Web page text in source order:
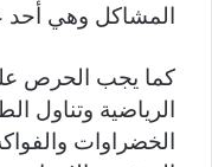
المشاكل وهي أحد
كما يجب الحرص
الرياضية وتناول
الخضراوات